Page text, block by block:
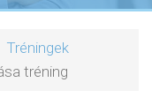
Tréningek
tréning